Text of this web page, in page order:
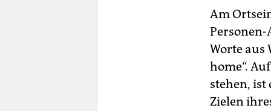
Am
Personen-
Worte aus
home“.
stehen,
Zielen